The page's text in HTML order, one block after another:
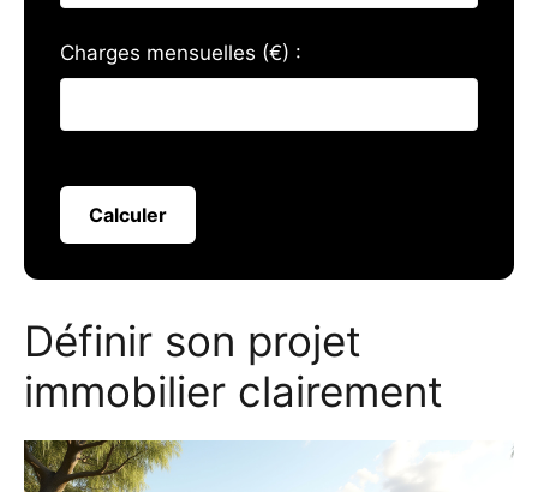
Charges mensuelles (€) :
Calculer
Définir son projet
immobilier clairement